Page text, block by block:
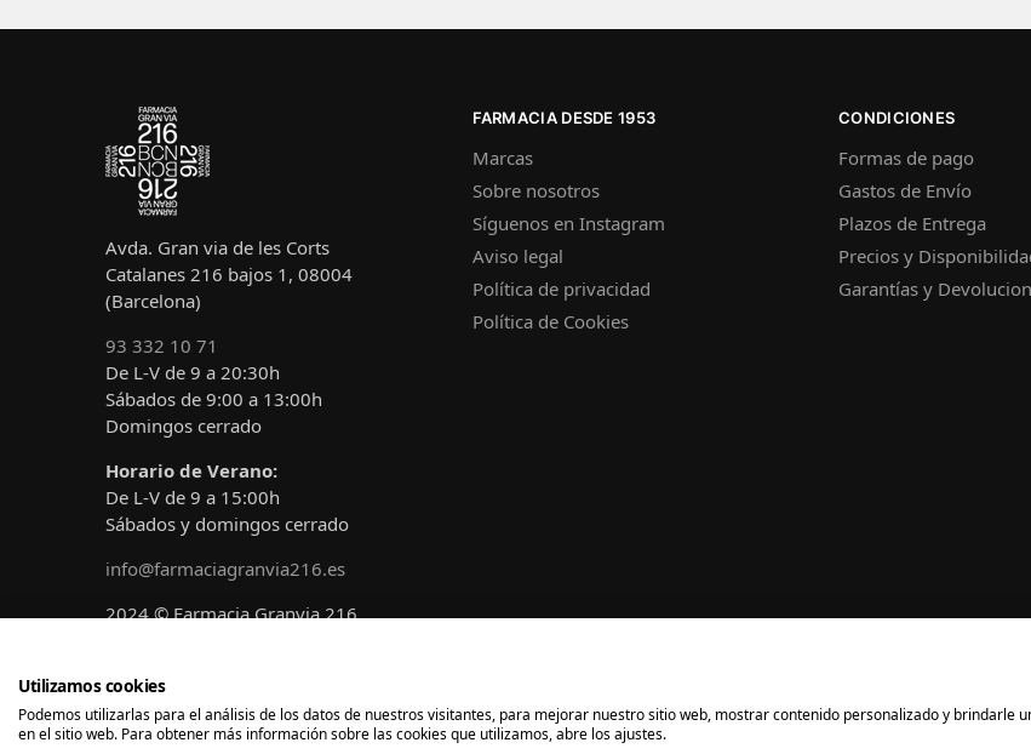
Avda. Gran via de les Corts
Catalanes 216 bajos 1, 08004
(Barcelona)
93 332 10 71
De L-V de 9 a 20:30h
Sábados de 9:00 a 13:00h
Domingos cerrado
Horario de Verano:
De L-V de 9 a 15:00h
Sábados y domingos cerrado
info@farmaciagranvia216.es
2024 © Farmacia Granvia 216
FARMACIA DESDE 1953
Marcas
Sobre nosotros
Síguenos en Instagram
Aviso legal
Política de privacidad
Política de Cookies
CONDICIONES
Formas de pago
Gastos de Envío
Plazos de Entrega
Precios y
Garantías y
Utilizamos cookies
Podemos utilizarlas para el análisis de los datos de nuestros visitantes, para mejorar nuestro sitio web, mostrar contenido personalizado y brindarle
en el sitio web. Para obtener más información sobre las cookies que utilizamos, abre los ajustes.